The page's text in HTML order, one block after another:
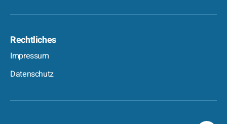
Rechtliches
Impressum
Datenschutz